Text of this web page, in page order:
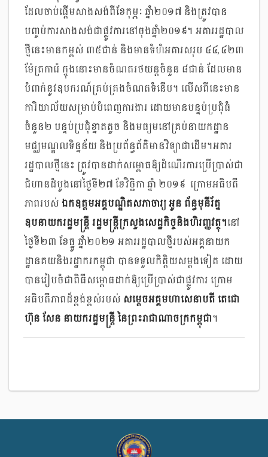
ដែលចាប់ផ្ដើមសាងសង់ពីខែកុម្ភៈ ឆ្នាំ២០១៧ និងត្រូវបាន
បញ្ចប់ការសាងសង់ជាផ្លូវការនៅចុងឆ្នាំ២០១៩។ អគាររដ្ឋបាល
ថ្មីនេះមានកម្ពស់ ៣៥ជាន់ និងមានទំហំអគារសរុប ៤៤,៤២៣
ម៉ែត្រការ៉េ ក្នុងនោះមានចំណតរថយន្តចំនួន ៨ជាន់ ដែលមាន
បំពាក់នូវឧបករណ៍គ្រប់គ្រងចំណតទំនើប។ លើសពីនេះមាន
ការិយាល័យសម្រាប់បំពេញការងារ ដោយមានបន្ទប់ប្រជុំធំ
ចំនួន២ បន្ទប់ប្រជុំខ្នាតតូច និងមធ្យមនៅគ្រប់នាយកដ្ឋាន
មជ្ឈមណ្ឌលទិន្នន័យ និងប្រព័ន្ធព័ត៌មានវិទ្យាជាដើម។អគារ
រដ្ឋបាលថ្មីនេះ ត្រូវបានដាក់សម្ពោធឱ្យដំណើរការប្រើប្រាស់ជា
ជំហានដំបូងនៅថ្ងៃទី២៧ ខែវិច្ឆិកា ឆ្នាំ ២០១៩ ​ ក្រោមអធិបតី
ភាពរបស់ ឯកឧត្តមអគ្គបណ្ឌិតសភាចារ្យ អូន ព័ន្ធមុនីរ័ត្ន
ឧបនាយករដ្ឋមន្រ្តី រដ្ឋមន្រ្តីក្រសួងសេដ្ឋកិច្ចនិងហិរញ្ញវត្ថុ។នៅ
ថ្ងៃទី២៣ ខែធ្នូ ឆ្នាំ២០២១ អគាររដ្ឋបាលថ្មីរបស់អគ្គនាយក
ដ្ឋានគយនិងរដ្ឋាករកម្ពុជា បានទទួលកិត្តិយសម្ដងទៀត ដោយ
បានរៀបចំជាពិធីសម្ពោធដាក់ឱ្យប្រើប្រាស់ជាផ្លូវការ​ ក្រោម
អធិបតីភាពដ៏ខ្ពង់ខ្ពស់របស់ សម្ដេចអគ្គមហាសេនាបតី តេជោ
ហ៊ុន សែន នាយករដ្ឋមន្រ្តី នៃព្រះរាជាណាចក្រកម្ពុជា។